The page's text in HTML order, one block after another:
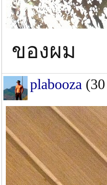
ของผม
plabooza (30